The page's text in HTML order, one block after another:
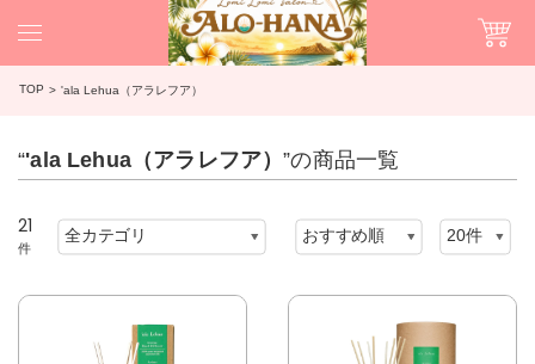
TOP 'ala Lehua（アラレフア）
“'ala Lehua（アラレフア）”の商品一覧
21
件